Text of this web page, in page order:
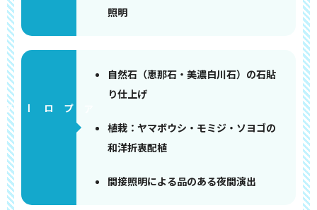
照明
アプローチ
自然石（恵那石・美濃白川石）の石貼
り仕上げ
植栽：ヤマボウシ・モミジ・ソヨゴの
和洋折衷配植
間接照明による品のある夜間演出